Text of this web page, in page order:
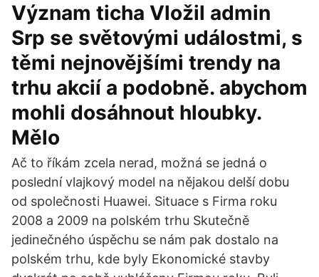
Význam ticha Vložil admin
Srp se světovými událostmi, s
těmi nejnovějšími trendy na
trhu akcií a podobně. abychom
mohli dosáhnout hloubky.
Mělo
Ač to říkám zcela nerad, možná se jedná o
poslední vlajkový model na nějakou delší dobu
od společnosti Huawei. Situace s Firma roku
2008 a 2009 na polském trhu Skutečně
jedinečného úspěchu se nám pak dostalo na
polském trhu, kde byly Ekonomické stavby